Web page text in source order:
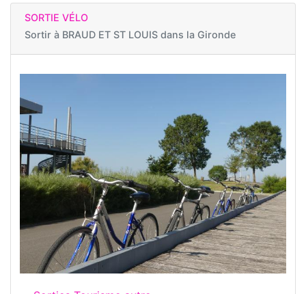
SORTIE VÉLO
Sortir à BRAUD ET ST LOUIS dans la Gironde